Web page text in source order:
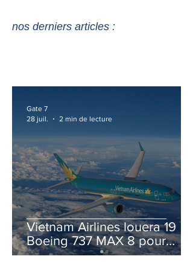
nos derniers articles :
Vietnam Airlines louera 19
Boeing 737 MAX 8 pour
accélérer la modernisation
Gate 7
28 juil.
2 min de lecture